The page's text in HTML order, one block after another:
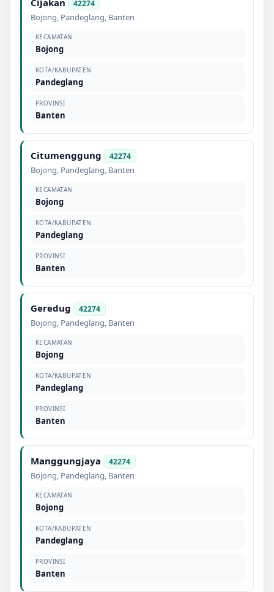
42274
Bojong, Pandeglang, Banten
KECAMATAN
Bojong
KOTA/KABUPATEN
Pandeglang
PROVINSI
Banten
Citumenggung 42274
Bojong, Pandeglang, Banten
KECAMATAN
Bojong
KOTA/KABUPATEN
Pandeglang
PROVINSI
Banten
Geredug 42274
Bojong, Pandeglang, Banten
KECAMATAN
Bojong
KOTA/KABUPATEN
Pandeglang
PROVINSI
Banten
Manggungjaya 42274
Bojong, Pandeglang, Banten
KECAMATAN
Bojong
KOTA/KABUPATEN
Pandeglang
PROVINSI
Banten